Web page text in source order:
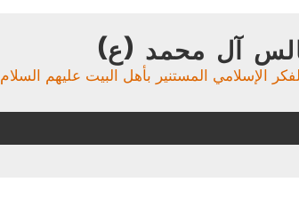
آل محمد (ع)
الإسلامي المستنير بأهل البيت عليهم السلام